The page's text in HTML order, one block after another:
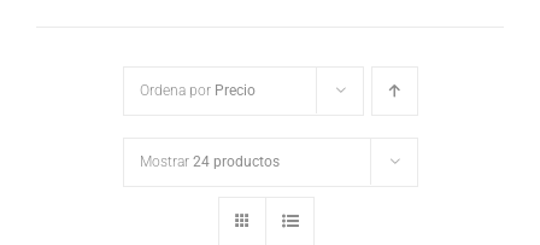
Ordena por Precio
Mostrar 24 productos